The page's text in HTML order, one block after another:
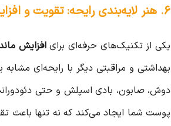
۶. هنر لایه‌بندی رایحه: تقویت و افزایش ماندگاری عطر
یکی از تکنیک‌های حرفه‌ای برایافزایش
بهداشتی و مراقبتی دیگر با رایحه‌ای
دوش، صابون، بادی اسپلش و حتی
پوست شما ایجاد می‌کند که نه تنها باعث